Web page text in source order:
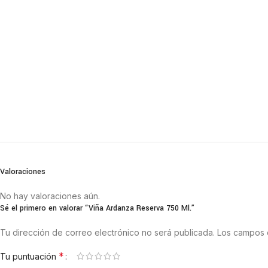
Valoraciones
No hay valoraciones aún.
Sé el primero en valorar “Viña Ardanza Reserva 750 Ml.”
Tu dirección de correo electrónico no será publicada. Los campos
Tu puntuación *